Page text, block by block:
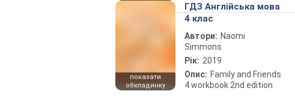
показати
обкладинку
ГДЗ Англійська мова
4 клас
Автори: Naomi
Simmons
Рік: 2019
Опис: Family and Friends
4 workbook 2nd edition